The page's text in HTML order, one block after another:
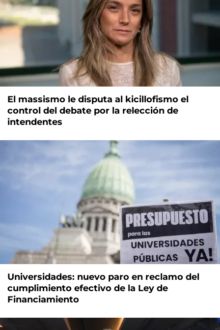
El massismo le disputa al kicillofismo el
control del debate por la relección de
intendentes
Universidades: nuevo paro en reclamo del
cumplimiento efectivo de la Ley de
Financiamiento